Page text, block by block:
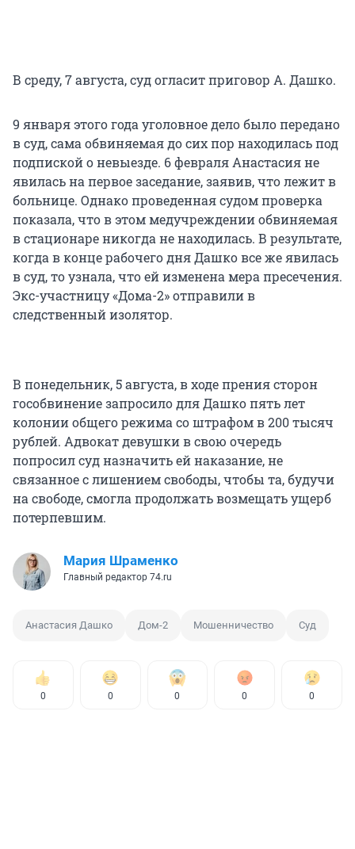
В среду, 7 августа, суд огласит приговор А. Дашко.
9 января этого года уголовное дело было передано
в суд, сама обвиняемая до сих пор находилась под
подпиской о невыезде. 6 февраля Анастасия не
явилась на первое заседание, заявив, что лежит в
больнице. Однако проведенная судом проверка
показала, что в этом медучреждении обвиняемая
в стационаре никогда не находилась. В результате,
когда в конце рабочего дня Дашко все же явилась
в суд, то узнала, что ей изменена мера пресечения.
Экс-участницу «Дома-2» отправили в
следственный изолятор.
В понедельник, 5 августа, в ходе прения сторон
гособвинение запросило для Дашко пять лет
колонии общего режима со штрафом в 200 тысяч
рублей. Адвокат девушки в свою очередь
попросил суд назначить ей наказание, не
связанное с лишением свободы, чтобы та, будучи
на свободе, смогла продолжать возмещать ущерб
потерпевшим.
Мария Шраменко
Главный редактор 74.ru
Анастасия Дашко Дом-2 Мошенничество Суд
0 0 0 0 0